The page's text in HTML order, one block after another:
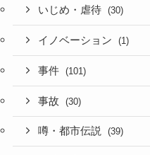
いじめ・虐待 (30)
イノベーション (1)
事件 (101)
事故 (30)
噂・都市伝説 (39)